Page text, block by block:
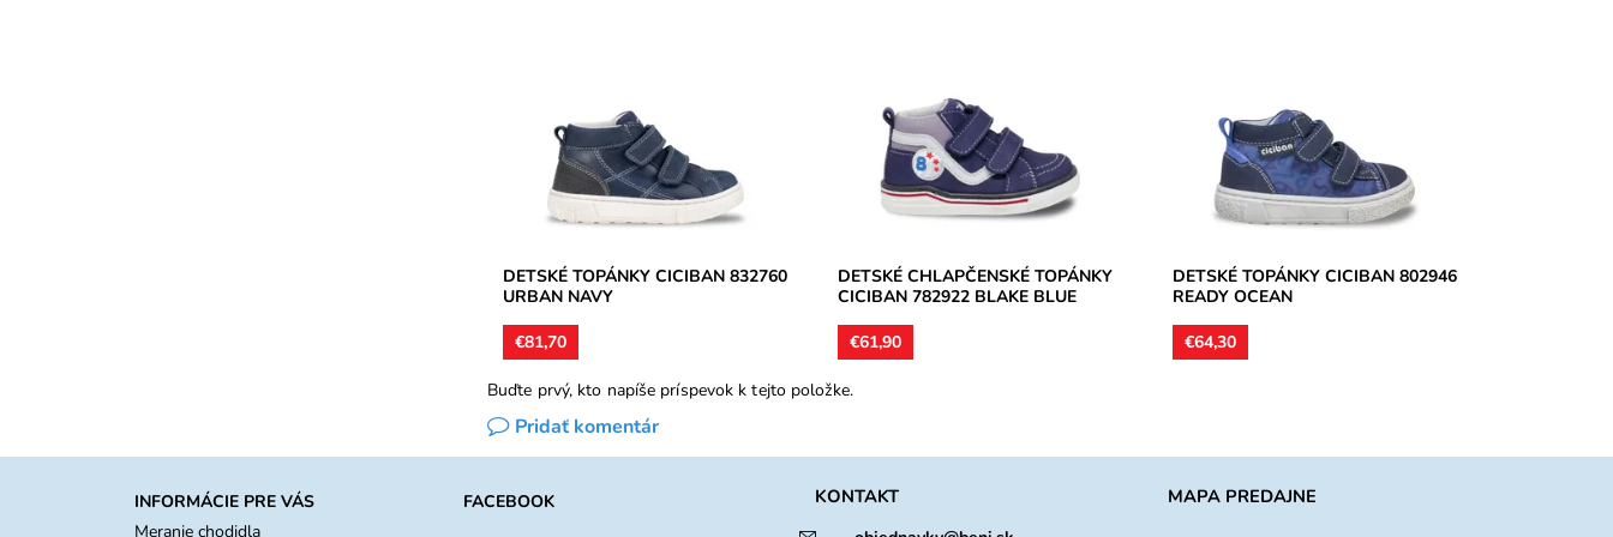
kožený, vnútorné podšívky textil,
stielky koža,...
Dostupnosť:
Skladom
Značka:
CICIBAN
Záruka:
DETSKÉ TOPÁNKY CICIBAN 832760
URBAN NAVY
€81,70
dva suché zipsy. Zvršok kožený,
vnútorné podšívky textilné,
anatomicky tvarované...
Dostupnosť:
Skladom
Značka:
CICIBAN
Záruka:
2 roky
DETSKÉ CHLAPČENSKÉ TOPÁNKY
CICIBAN 782922 BLAKE BLUE
€61,90
anatomicky tvarované vložky kožené.
Obuv...
Dostupnosť:
Skladom
Značka:
CICIBAN
Záruka:
2 roky
DETSKÉ TOPÁNKY CICIBAN 802946
READY OCEAN
€64,30
Buďte prvý, kto napíše príspevok k tejto položke.
Pridať komentár
INFORMÁCIE PRE VÁS
Meranie chodidla
FACEBOOK KONTAKT MAPA PREDAJNE